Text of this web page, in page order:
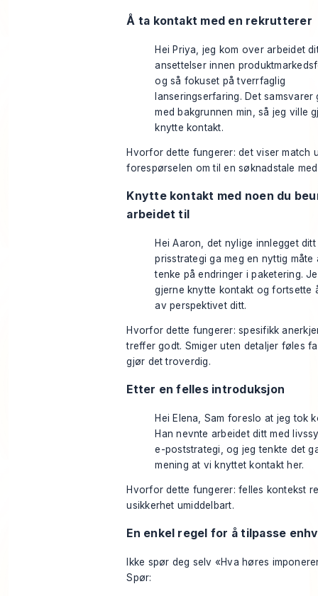
Å ta kontakt med en rekrutterer
Hei Priya, jeg kom over arbeidet
ansettelser innen
og så fokuset på tverrfaglig
lanseringserfaring. Det samsvarer
med bakgrunnen min, så jeg ville
knytte kontakt.
Hvorfor dette fungerer: det viser match
forespørselen om til en søknadstale
Knytte kontakt med noen du
arbeidet til
Hei Aaron, det nylige innlegget ditt
prisstrategi ga meg en nyttig måte
tenke på endringer i paketering.
gjerne knytte kontakt og fortsette
av perspektivet ditt.
Hvorfor dette fungerer: spesifikk
treffer godt. Smiger uten detaljer føles
gjør det troverdig.
Etter en felles introduksjon
Hei Elena, Sam foreslo at jeg tok
Han nevnte arbeidet ditt med
e-poststrategi, og jeg tenkte det
mening at vi knyttet kontakt her.
Hvorfor dette fungerer: felles kontekst
usikkerhet umiddelbart.
En enkel regel for å tilpasse
Ikke spør deg selv «Hva høres
Spør: